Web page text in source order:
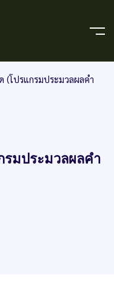
(โปรแกรมประมวลผลคำ
รมประมวลผลคำ